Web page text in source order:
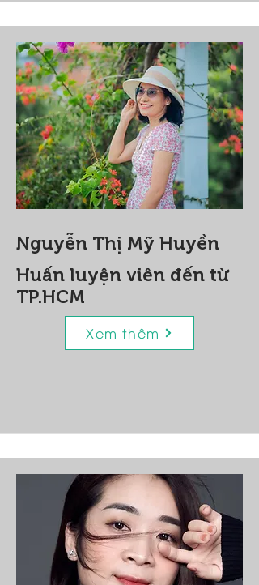
Nguyễn Thị Mỹ Huyền
Huấn luyện viên đến từ
TP.HCM
Xem thêm